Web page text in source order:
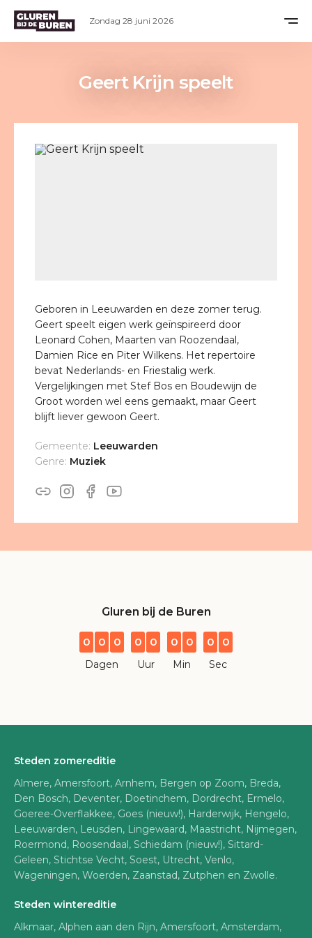
Geert Krijn speelt
Geboren in Leeuwarden en deze zomer terug.
Geert speelt eigen werk geïnspireerd door
Leonard Cohen, Maarten van Roozendaal,
Damien Rice en Piter Wilkens. Het repertoire
bevat Nederlands- en Friestalig werk.
Vergelijkingen met Stef Bos en Boudewijn de
Groot worden wel eens gemaakt, maar Geert
blijft liever gewoon Geert.
Gemeente: Leeuwarden
Genre: Muziek
Gluren bij de Buren
0 0 0
Dagen
0 0
Uur
0 0
Min
0 0
Sec
Steden zomereditie
Almere, Amersfoort, Arnhem, Bergen op Zoom, Breda,
Den Bosch, Deventer, Doetinchem, Dordrecht, Ermelo,
Goeree-Overflakkee, Goes (nieuw!), Harderwijk, Hengelo,
Leeuwarden, Leusden, Lingewaard, Maastricht, Nijmegen,
Roermond, Roosendaal, Schiedam (nieuw!), Sittard-
Geleen, Stichtse Vecht, Soest, Utrecht, Venlo,
Wageningen, Woerden, Zaanstad, Zutphen en Zwolle.
Steden wintereditie
Alkmaar, Alphen aan den Rijn, Amersfoort, Amsterdam,
Zondag 28 juni 2026